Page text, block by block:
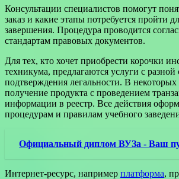
Консультации специалистов помогут
заказ и какие этапы потребуется пройти
завершения. Процедура проводится
стандартам правовых документов.
Для тех, кто хочет приобрести корочки
техникума, предлагаются услуги с разной
подтверждения легальности. В
получение продукта с проведением
информации в реестр. Все действия
процедурам и правилам учебного
Официальный диплом ВУЗа - Ваш
Интернет-ресурс, например платформа,